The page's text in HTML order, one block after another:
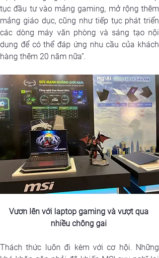
tục đầu tư vào mảng gaming, mở rộng thêm
mảng giáo dục, cũng như tiếp tục phát triển
các dòng máy văn phòng và sáng tạo nội
dung để có thể đáp ứng nhu cầu của khách
hàng thêm 20 năm nữa”.
Vươn lên với laptop gaming và vượt qua
nhiều chông gai
Thách thức luôn đi kèm với cơ hội. Những